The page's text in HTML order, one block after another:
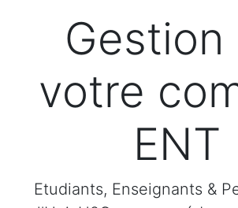
Gestion
votre
ENT
Etudiants, Enseignants &